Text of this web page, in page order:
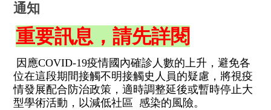
通知
重要訊息，請先詳閱
因應COVID-19疫情國內確診人數的上升，避免各
位在這段期間接觸不明接觸史人員的疑慮，將視疫
情發展配合防治政策，適時調整延後或暫時停止大
型學術活動，以減低社區 感染的風險。